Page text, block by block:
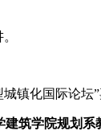
建筑学院规划系